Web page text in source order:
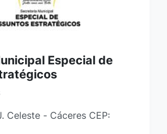
Especial de
Celeste - Cáceres CEP: